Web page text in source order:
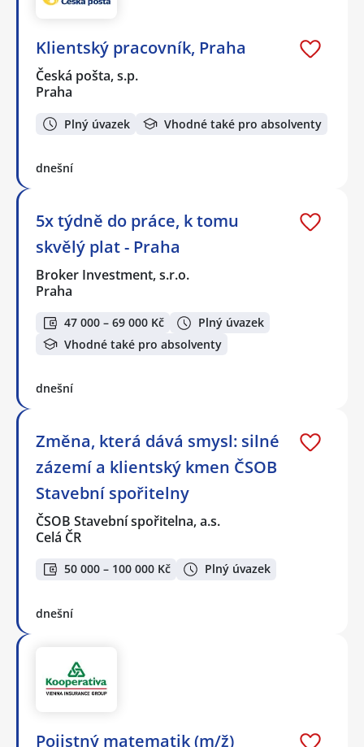
Klientský pracovník, Praha
Česká pošta, s.p.
Praha
Plný úvazek Vhodné také pro absolventy
dnešní
5x týdně do práce, k tomu
skvělý plat - Praha
Broker Investment, s.r.o.
Praha
47 000 – 69 000 Kč
Plný úvazek
Vhodné také pro absolventy
dnešní
Změna, která dává smysl: silné
zázemí a klientský kmen ČSOB
Stavební spořitelny
ČSOB Stavební spořitelna, a.s.
Celá ČR
50 000 – 100 000 Kč Plný úvazek
dnešní
Pojistný matematik (m/ž)